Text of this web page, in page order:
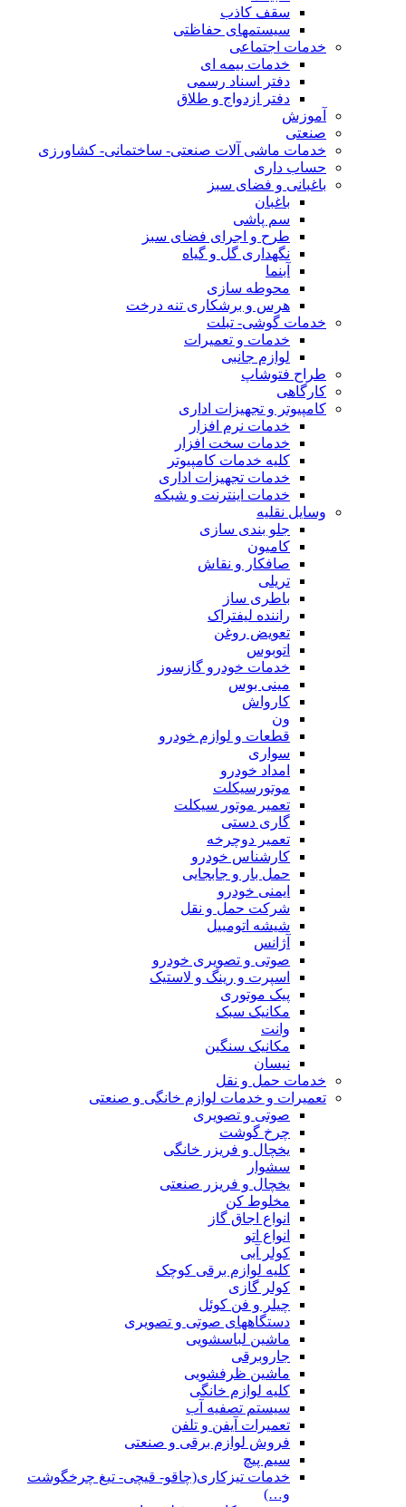
سقف کاذب
سیستمهای حفاظتی
خدمات اجتماعی
خدمات بیمه ای
دفتر اسناد رسمی
دفتر ازدواج و طلاق
آموزش
صنعتی
خدمات ماشی آلات صنعتی- ساختمانی- کشاورزی
حساب داری
باغبانی و فضای سبز
باغبان
سم پاشی
طرح و اجرای فضای سبز
نگهداری گل و گیاه
آبنما
محوطه سازی
هرس و برشکاری تنه درخت
خدمات گوشی- تبلت
خدمات و تعمیرات
لوازم جانبی
طراح فتوشاپ
کارگاهی
کامپیوتر و تجهیزات اداری
خدمات نرم افزار
خدمات سخت افزار
کلیه خدمات کامپیوتر
خدمات تجهیزات اداری
خدمات اینترنت و شبکه
وسایل نقلیه
جلو بندی سازی
کامیون
صافکار و نقاش
تریلی
باطری ساز
راننده لیفتراک
تعویض روغن
اتوبوس
خدمات خودرو گازسوز
مینی بوس
کارواش
ون
قطعات و لوازم خودرو
سواری
امداد خودرو
موتورسیکلت
تعمیر موتور سیکلت
گاری دستی
تعمیر دوچرخه
کارشناس خودرو
حمل بار و جابجایی
ایمنی خودرو
شرکت حمل و نقل
شیشه اتومبیل
آژانس
صوتی و تصویری خودرو
اسپرت و رینگ و لاستیک
پیک موتوری
مکانیک سبک
وانت
مکانیک سنگین
نیسان
خدمات حمل و نقل
تعمیرات و خدمات لوازم خانگی و صنعتی
صوتی و تصویری
چرخ گوشت
یخچال و فریزر خانگی
سشوار
یخچال و فریزر صنعتی
مخلوط کن
انواع اجاق گاز
انواع اتو
کولر آبی
کلیه لوازم برقی کوچک
کولر گازی
چیلر و فن کوئل
دستگاههای صوتی و تصویری
ماشین لباسشویی
جاروبرقی
ماشین ظرفشویی
کلیه لوازم خانگی
سیستم تصفیه آب
تعمیرات آیفن و تلفن
فروش لوازم برقی و صنعتی
سیم پیچ
خدمات تیزکاری(چاقو- قیچی- تیغ چرخگوشت
و…)